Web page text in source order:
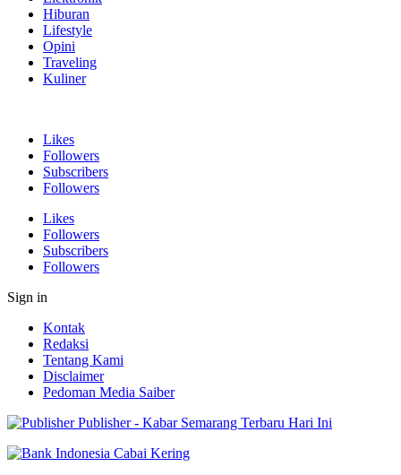
Hiburan
Lifestyle
Opini
Traveling
Kuliner
Likes
Followers
Subscribers
Followers
Likes
Followers
Subscribers
Followers
Sign in
Kontak
Redaksi
Tentang Kami
Disclaimer
Pedoman Media Saiber
Publisher - Kabar Semarang Terbaru Hari Ini